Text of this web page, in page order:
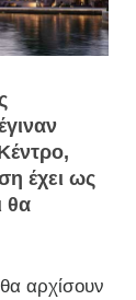
έχει ως
θα
αρχίσουν